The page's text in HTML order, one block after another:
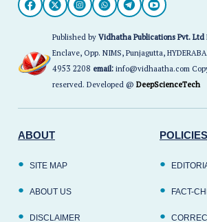
Published byVidhatha Publications Pvt. Ltd
Enclave, Opp. NIMS, Punjagutta,
4953 2208 email:info@vidhaatha.com
reserved. Developed @DeepScienceTech
ABOUT
SITE MAP
ABOUT US
DISCLAIMER
POLICIES
FACT-